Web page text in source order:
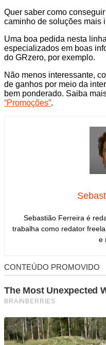
Quer saber como
caminho de soluções mais
Uma boa pedida nesta
especializados em boas
do GRzero, por exemplo.
Não menos interessante,
de ganhos por meio da
bem ponderado. Saiba
“Promoções”.
Sebastião Ferreira é
trabalha como redator
e